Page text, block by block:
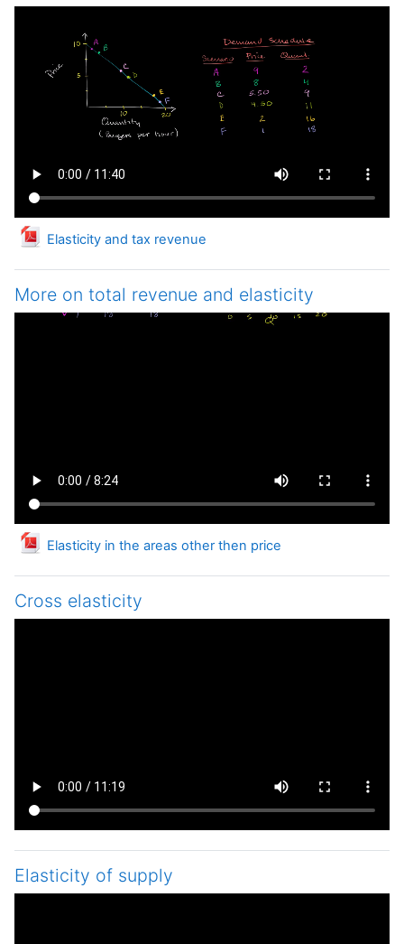
Elasticity and tax revenue
Файл
More on total revenue and elasticity
Elasticity in the areas other then price
Файл
Cross elasticity
Elasticity of supply